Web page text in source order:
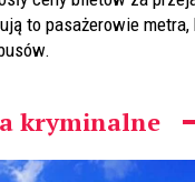
to pasażerowie
kryminalne